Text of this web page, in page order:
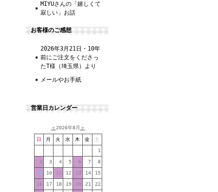
MIYUさんの「嬉しくて
寂しい」お話
お客様のご感想
2026年3月21日・10年
前にご注文をくださっ
たT様（埼玉県）より
メールやお手紙
営業日カレンダー
＜2026年8月 ＞
日 月 火 水 木 金 土
1
2 3 4 5 6 7 8
9 10 11 12 13 14 15
16 17 18 19 20 21 22